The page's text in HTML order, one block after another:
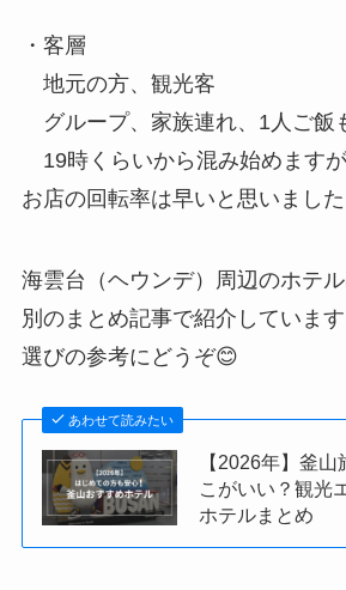
・客層
地元の方、観光客
グループ、家族連れ、1人ご飯
19時くらいから混み始めます
お店の回転率は早いと思いました
海雲台（ヘウンデ）周辺のホテ
別のまとめ記事で紹介していま
選びの参考にどうぞ😊
あわせて読みたい
【2026年】釜
こがいい？観光
ホテルまとめ